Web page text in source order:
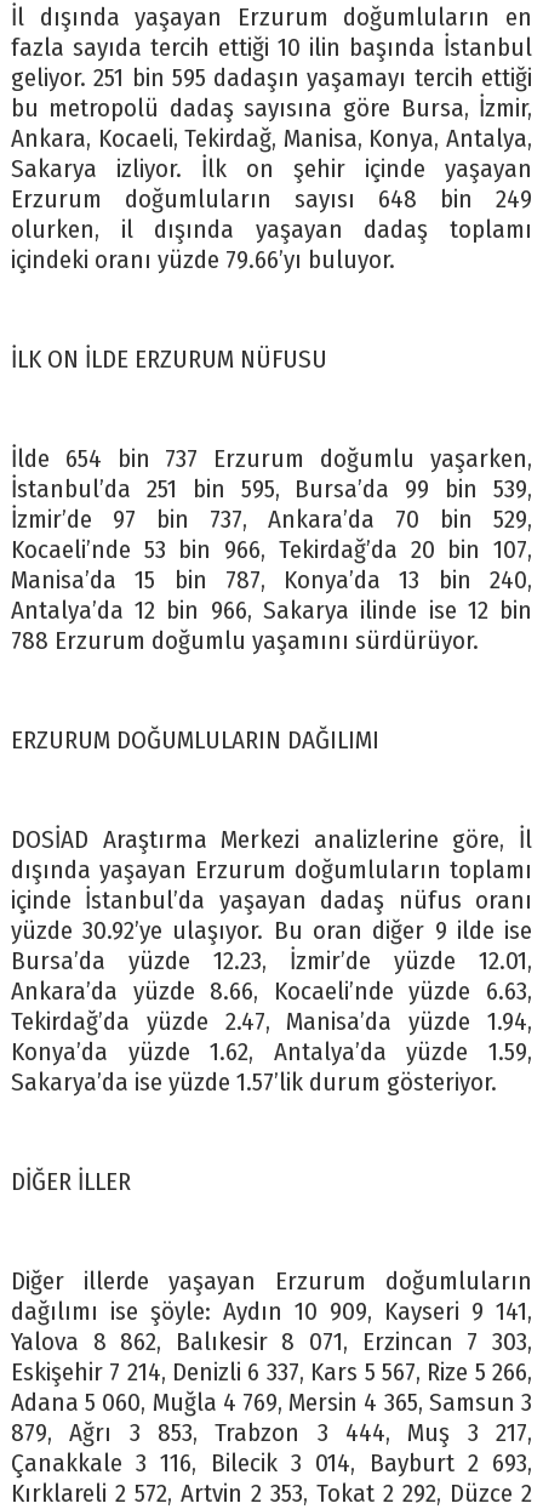
İl dışında yaşayan Erzurum doğumluların en
fazla sayıda tercih ettiği 10 ilin başında İstanbul
geliyor. 251 bin 595 dadaşın yaşamayı tercih ettiği
bu metropolü dadaş sayısına göre Bursa, İzmir,
Ankara, Kocaeli, Tekirdağ, Manisa, Konya, Antalya,
Sakarya izliyor. İlk on şehir içinde yaşayan
Erzurum doğumluların sayısı 648 bin 249
olurken, il dışında yaşayan dadaş toplamı
içindeki oranı yüzde 79.66’yı buluyor.
İLK ON İLDE ERZURUM NÜFUSU
İlde 654 bin 737 Erzurum doğumlu yaşarken,
İstanbul’da 251 bin 595, Bursa’da 99 bin 539,
İzmir’de 97 bin 737, Ankara’da 70 bin 529,
Kocaeli’nde 53 bin 966, Tekirdağ’da 20 bin 107,
Manisa’da 15 bin 787, Konya’da 13 bin 240,
Antalya’da 12 bin 966, Sakarya ilinde ise 12 bin
788 Erzurum doğumlu yaşamını sürdürüyor.
ERZURUM DOĞUMLULARIN DAĞILIMI
DOSİAD Araştırma Merkezi analizlerine göre, İl
dışında yaşayan Erzurum doğumluların toplamı
içinde İstanbul’da yaşayan dadaş nüfus oranı
yüzde 30.92’ye ulaşıyor. Bu oran diğer 9 ilde ise
Bursa’da yüzde 12.23, İzmir’de yüzde 12.01,
Ankara’da yüzde 8.66, Kocaeli’nde yüzde 6.63,
Tekirdağ’da yüzde 2.47, Manisa’da yüzde 1.94,
Konya’da yüzde 1.62, Antalya’da yüzde 1.59,
Sakarya’da ise yüzde 1.57’lik durum gösteriyor.
DİĞER İLLER
Diğer illerde yaşayan Erzurum doğumluların
dağılımı ise şöyle: Aydın 10 909, Kayseri 9 141,
Yalova 8 862, Balıkesir 8 071, Erzincan 7 303,
Eskişehir 7 214, Denizli 6 337, Kars 5 567, Rize 5 266,
Adana 5 060, Muğla 4 769, Mersin 4 365, Samsun 3
879, Ağrı 3 853, Trabzon 3 444, Muş 3 217,
Çanakkale 3 116, Bilecik 3 014, Bayburt 2 693,
Kırklareli 2 572, Artvin 2 353, Tokat 2 292, Düzce 2